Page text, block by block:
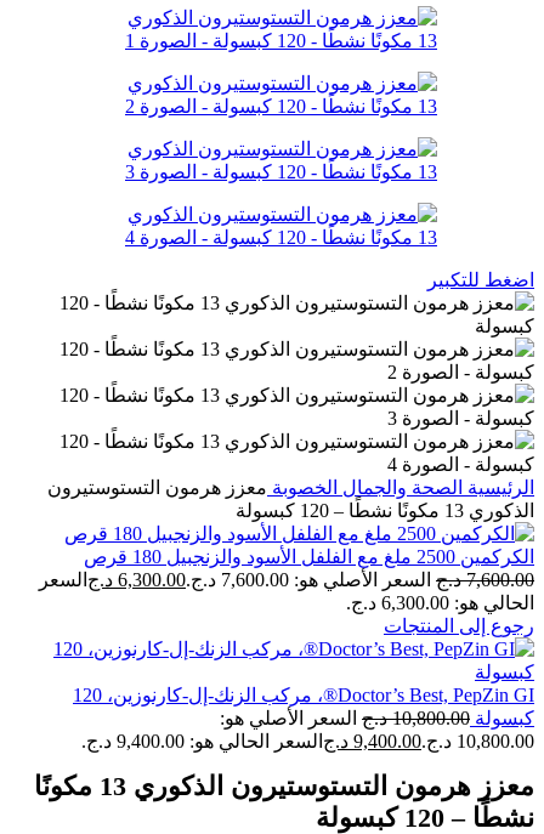
اضغط للتكبير
الرئيسية الصحة والجمال الخصوبة معزز هرمون التستوستيرون
الذكوري 13 مكونًا نشطًا – 120 كبسولة
الكركمين 2500 ملغ مع الفلفل الأسود والزنجبيل 180 قرص
7,600.00 د.ج السعر الأصلي هو: 7,600.00 د.ج. 6,300.00 د.ج السعر
الحالي هو: 6,300.00 د.ج.
رجوع إلى المنتجات
Doctor’s Best, PepZin GI®، مركب الزنك-إل-كارنوزين، 120
كبسولة 10,800.00 د.ج السعر الأصلي هو:
10,800.00 د.ج.
9,400.00 د.ج السعر الحالي هو: 9,400.00 د.ج.
معزز هرمون التستوستيرون الذكوري 13 مكونًا
نشطًا – 120 كبسولة